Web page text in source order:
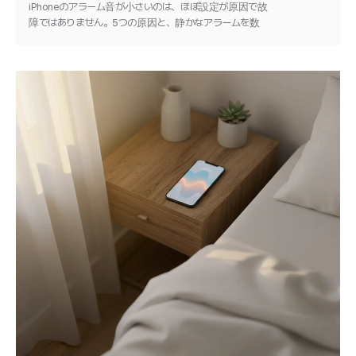
iPhoneのアラーム音が小さいのは、ほぼ設定が原因で故
障ではありません。5つの原因と、静かなアラームを数